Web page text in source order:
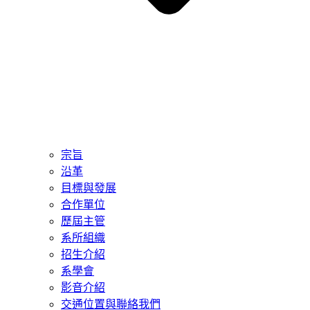
宗旨
沿革
目標與發展
合作單位
歷屆主管
系所組織
招生介紹
系學會
影音介紹
交通位置與聯絡我們